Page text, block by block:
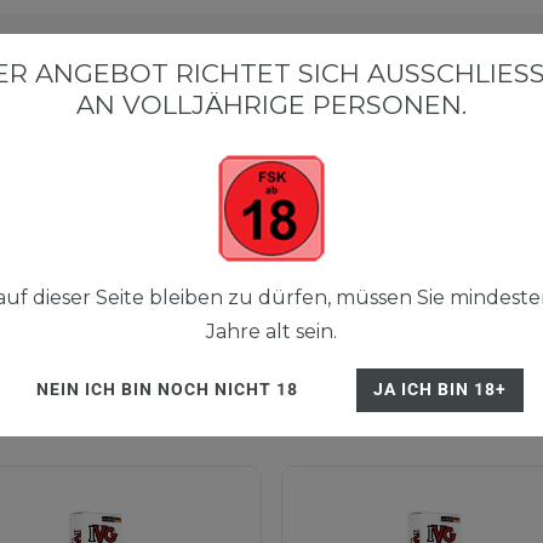
Single-Flavours
ANGEBOT RICHTET SICH
N VOLLJÄHRIGE PERSONEN.
dieser Seite bleiben zu dürfen, müssen Sie
Jahre alt sein.
NEIN ICH BIN NOCH NICHT 18 JA ICH BIN 18+